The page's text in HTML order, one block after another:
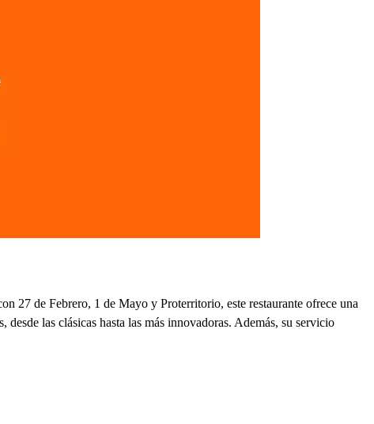
27 de Febrero, 1 de Mayo y Proterritorio, este restaurante ofrece una
las clásicas hasta las más innovadoras. Además, su servicio